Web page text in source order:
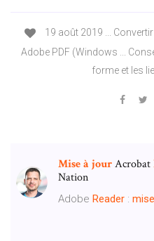
19 août 2019 ...
Adobe PDF (Windows ...
forme et les
Miseà jourAcrobat
Nation
Adobe Reader : mise